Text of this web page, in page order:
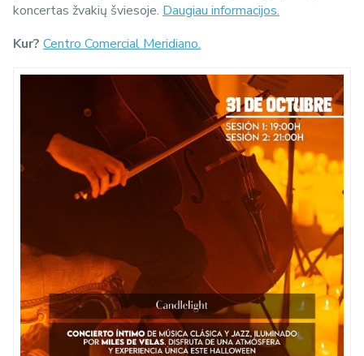
koncertas žvakių šviesoje. Daugiau informacijos.
Kur? Centro Comercial Meridiano.